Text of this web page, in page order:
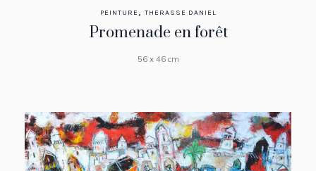
PEINTURE , THERASSE DANIEL
Promenade en forêt
56 x 46 cm